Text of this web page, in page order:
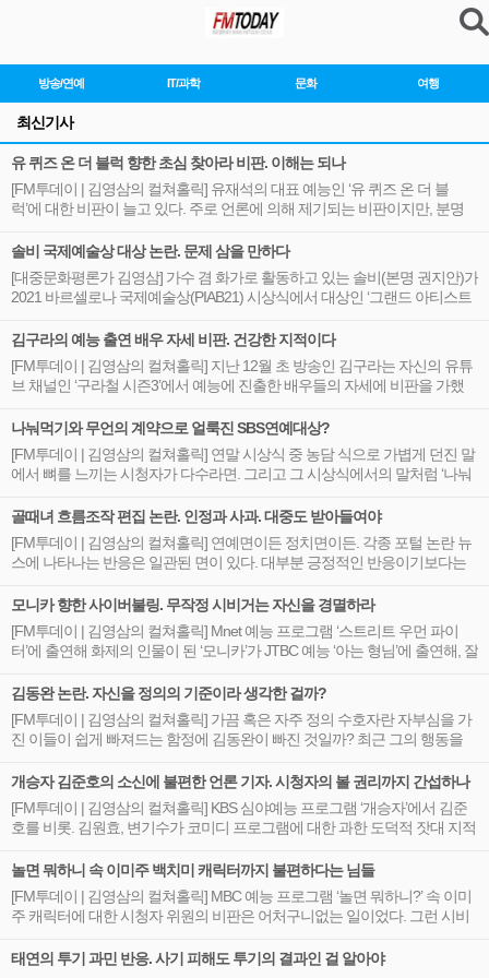
방송/연예 IT/과학 문화 여행
최신기사
유 퀴즈 온 더 블럭 향한 초심 찾아라 비판. 이해는 되나
[FM투데이 | 김영삼의 컬쳐홀릭] 유재석의 대표 예능인 ‘유 퀴즈 온 더 블
럭’에 대한 비판이 늘고 있다. 주로 언론에 의해 제기되는 비판이지만, 분명
주는...
솔비 국제예술상 대상 논란. 문제 삼을 만하다
[대중문화평론가 김영삼] 가수 겸 화가로 활동하고 있는 솔비(본명 권지안)가
2021 바르셀로나 국제예술상(PIAB21) 시상식에서 대상인 ‘그랜드 아티스트
김구라의 예능 출연 배우 자세 비판. 건강한 지적이다
[FM투데이 | 김영삼의 컬쳐홀릭] 지난 12월 초 방송인 김구라는 자신의 유튜
브 채널인 ‘구라철 시즌3’에서 예능에 진출한 배우들의 자세에 비판을 가했
과...
나눠먹기와 무언의 계약으로 얼룩진 SBS연예대상?
[FM투데이 | 김영삼의 컬쳐홀릭] 연말 시상식 중 농담 식으로 가볍게 던진 말
에서 뼈를 느끼는 시청자가 다수라면. 그리고 그 시상식에서의 말처럼 ‘나눠
골때녀 흐름조작 편집 논란. 인정과 사과. 대중도 받아들여야
[FM투데이 | 김영삼의 컬쳐홀릭] 연예면이든 정치면이든. 각종 포털 논란 뉴
스에 나타나는 반응은 일관된 면이 있다. 대부분 긍정적인 반응이기보다는
모니카 향한 사이버불링. 무작정 시비거는 자신을 경멸하라
[FM투데이 | 김영삼의 컬쳐홀릭] Mnet 예능 프로그램 ‘스트리트 우먼 파이
터’에 출연해 화제의 인물이 된 ‘모니카’가 JTBC 예능 ‘아는 형님’에 출연해, 잘
김동완 논란. 자신을 정의의 기준이라 생각한 걸까?
[FM투데이 | 김영삼의 컬쳐홀릭] 가끔 혹은 자주 정의 수호자란 자부심을 가
진 이들이 쉽게 빠져드는 함정에 김동완이 빠진 것일까? 최근 그의 행동을
개승자 김준호의 소신에 불편한 언론 기자. 시청자의 볼 권리까지 간섭하나
[FM투데이 | 김영삼의 컬쳐홀릭] KBS 심야예능 프로그램 ‘개승자’에서 김준
호를 비롯. 김원효, 변기수가 코미디 프로그램에 대한 과한 도덕적 잣대 지적
놀면 뭐하니 속 이미주 백치미 캐릭터까지 불편하다는 님들
[FM투데이 | 김영삼의 컬쳐홀릭] MBC 예능 프로그램 ‘놀면 뭐하니?’ 속 이미
주 캐릭터에 대한 시청자 위원의 비판은 어처구니없는 일이었다. 그런 시비
태연의 투기 과민 반응. 사기 피해도 투기의 결과인 걸 알아야